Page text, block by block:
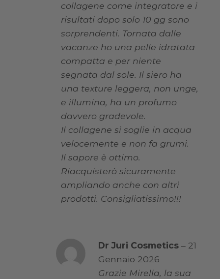
collagene come integratore e i
risultati dopo solo 10 gg sono
sorprendenti. Tornata dalle
vacanze ho una pelle idratata
compatta e per niente
segnata dal sole. Il siero ha
una texture leggera, non unge,
e illumina, ha un profumo
davvero gradevole.
Il collagene si soglie in acqua
velocemente e non fa grumi.
Il sapore è ottimo.
Riacquisterò sicuramente
ampliando anche con altri
prodotti. Consigliatissimo!!!
Dr Juri Cosmetics – 21
Gennaio 2026
Grazie Mirella, la sua